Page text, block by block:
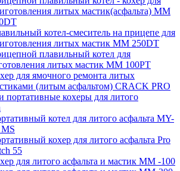
литых мастик(асфальта) MM
котел-смеситель на прицепе для
литых мастик MM 250DT
плавильный котел для
литых мастик MM 100PT
для ямочного ремонта литых
(литым асфальтом) CRACK PRO
портативные кохеры для литого
котел для литого асфальта MY-
кохер для литого асфальта Pro
55
для литого асфальта и мастик MM -100